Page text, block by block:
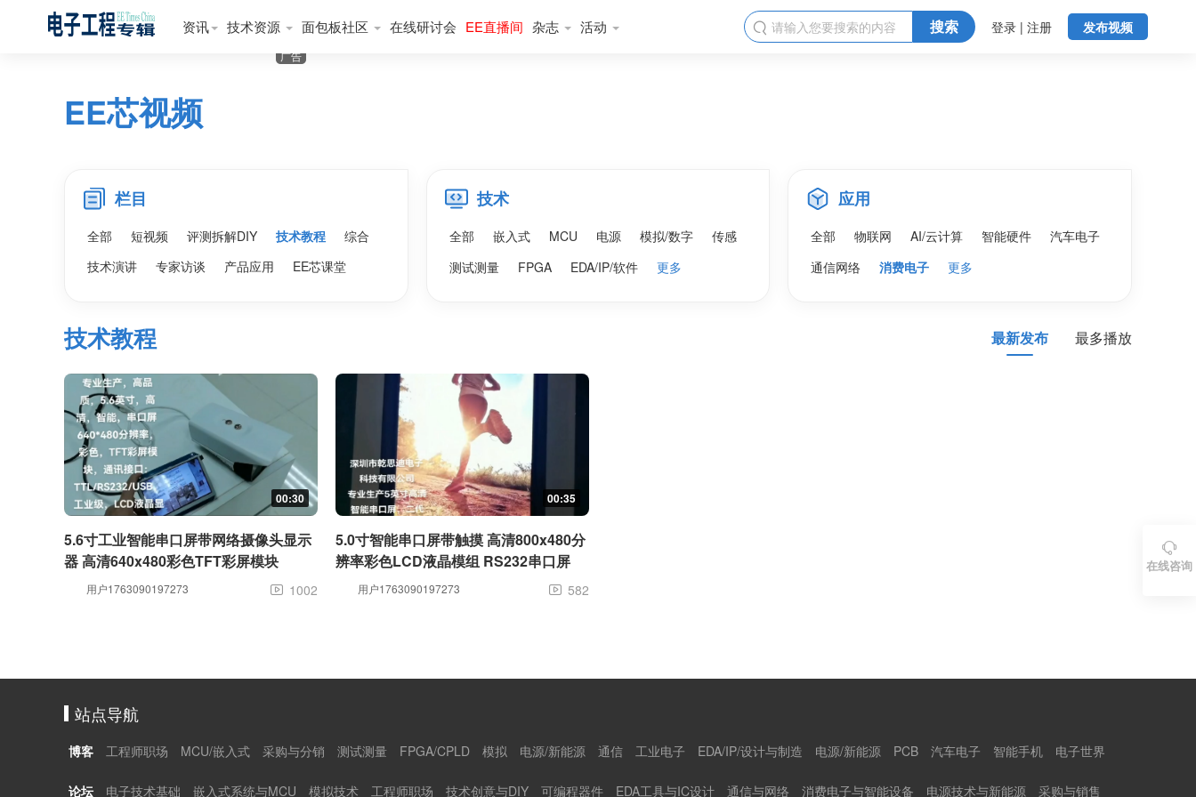
资讯 技术资源 面包板社区 在线研讨会 EE直播间 杂志 活动 发布视频
登录 | 注册
 搜索
EE芯视频
广告
栏目
全部 短视频 评测拆解DIY 技术教程
综合
技术演讲
专家访谈 产品应用 EE芯课堂
技术
全部 嵌入式 MCU 电源 模拟/数字
传感
测试测量
FPGA EDA/IP/软件 更多
应用
全部 物联网 AI/云计算 智能硬件
汽车电子
通信网络
消费电子 更多
技术教程 最新发布 最多播放
00:30
5.6寸工业智能串口屏带网络摄像头显示
器 高清640x480彩色TFT彩屏模块
用户1763090197273  1002
00:35
5.0寸智能串口屏带触摸 高清800x480分
辨率彩色LCD液晶模组 RS232串口屏
用户1763090197273  582
站点导航
博客 工程师职场 MCU/嵌入式 采购与分销 测试测量 FPGA/CPLD 模拟 电源/新能源 通信 工业电子 EDA/IP/设计与制造 电源/新能源 PCB 汽车电子 智能手机 电子世界
论坛 电子技术基础 嵌入式系统与MCU 模拟技术 工程师职场 技术创意与DIY 可编程器件 EDA工具与IC设计 通信与网络 消费电子与智能设备 电源技术与新能源 采购与销售

在线咨询